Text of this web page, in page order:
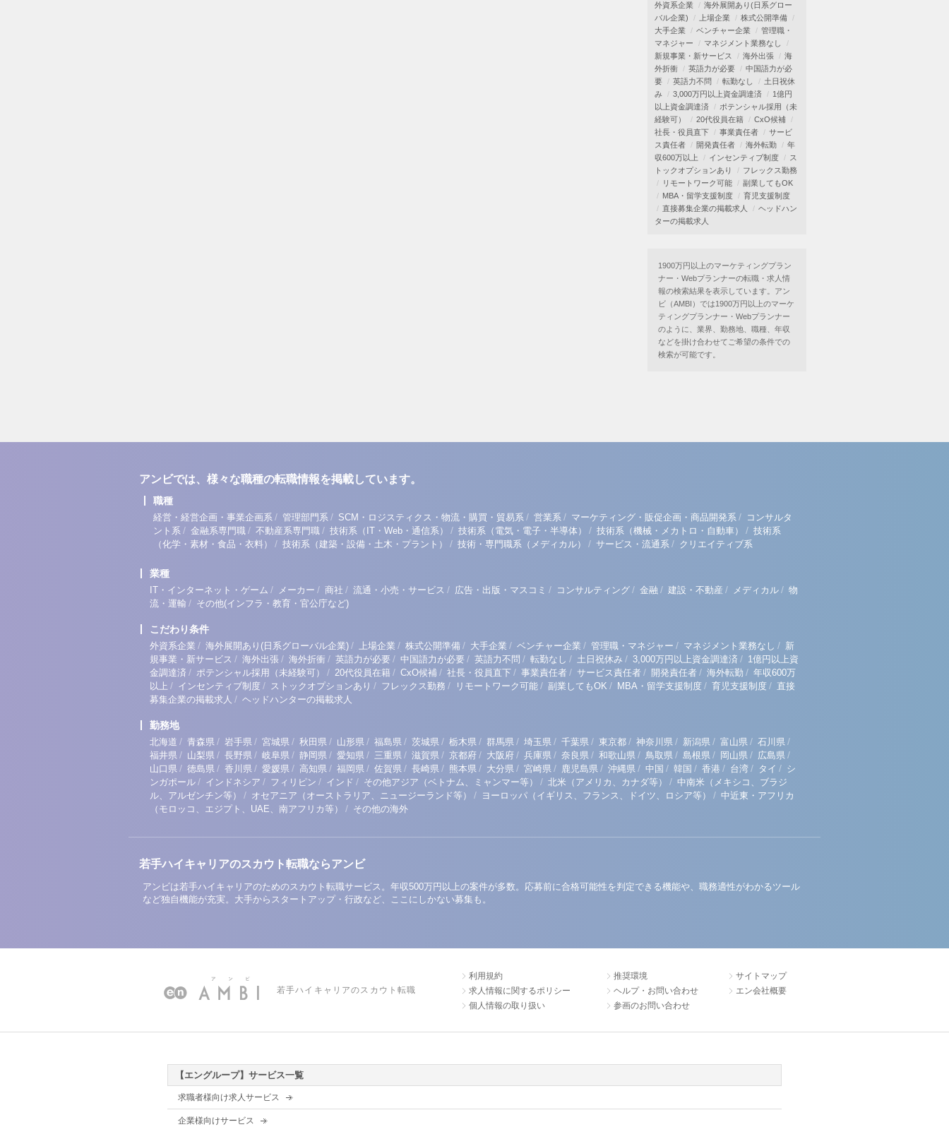
外資系企業
海外展開あり(日系グロー
バル企業)
上場企業
株式公開準備
大手企業
ベンチャー企業
管理職・
マネジャー
マネジメント業務なし
新規事業・新サービス
海外出張
海
外折衝
英語力が必要
中国語力が必
要
英語力不問 転勤なし
土日祝休
み
3,000万円以上資金調達済
1億円
以上資金調達済
ポテンシャル採用（未
経験可）
20代役員在籍
CxO候補
社長・役員直下
事業責任者
サービ
ス責任者
開発責任者 海外転勤
年
収600万以上
インセンティブ制度
ス
トックオプションあり
フレックス勤務
リモートワーク可能
副業してもOK
MBA・留学支援制度
育児支援制度
直接募集企業の掲載求人
ヘッドハン
ターの掲載求人
1900万円以上のマーケティングプラン
ナー・Webプランナーの転職・求人情
報の検索結果を表示しています。アン
ビ（AMBI）では1900万円以上のマーケ
ティングプランナー・Webプランナー
のように、業界、勤務地、職種、年収
などを掛け合わせてご希望の条件での
検索が可能です。
アンビでは、様々な職種の転職情報を掲載しています。
職種
経営・経営企画・事業企画系 / 管理部門系 / SCM・ロジスティクス・物流・購買・貿易系 / 営業系 / マーケティング・販促企画・商品開発系 / コンサルタ
ント系 / 金融系専門職 / 不動産系専門職 / 技術系（IT・Web・通信系） / 技術系（電気・電子・半導体） / 技術系（機械・メカトロ・自動車） / 技術系
（化学・素材・食品・衣料）
/ 技術系（建築・設備・土木・プラント） / 技術・専門職系（メディカル） / サービス・流通系 / クリエイティブ系
業種
IT・インターネット・ゲーム / メーカー / 商社 / 流通・小売・サービス / 広告・出版・マスコミ / コンサルティング / 金融 / 建設・不動産 / メディカル / 物
流・運輸 / その他(インフラ・教育・官公庁など)
こだわり条件
外資系企業 / 海外展開あり(日系グローバル企業) / 上場企業 / 株式公開準備 / 大手企業 / ベンチャー企業 / 管理職・マネジャー / マネジメント業務なし / 新
規事業・新サービス / 海外出張 / 海外折衝 / 英語力が必要 / 中国語力が必要 / 英語力不問 / 転勤なし / 土日祝休み / 3,000万円以上資金調達済 / 1億円以上資
金調達済 / ポテンシャル採用（未経験可） / 20代役員在籍 / CxO候補 / 社長・役員直下 / 事業責任者 / サービス責任者 / 開発責任者 / 海外転勤 / 年収600万
以上 / インセンティブ制度 / ストックオプションあり / フレックス勤務 / リモートワーク可能 / 副業してもOK / MBA・留学支援制度 / 育児支援制度 / 直接
募集企業の掲載求人 / ヘッドハンターの掲載求人
勤務地
北海道 / 青森県 / 岩手県 / 宮城県 / 秋田県 / 山形県 / 福島県 / 茨城県 / 栃木県 / 群馬県 / 埼玉県 / 千葉県 / 東京都 / 神奈川県 / 新潟県 / 富山県 / 石川県 /
福井県 / 山梨県 / 長野県 / 岐阜県 / 静岡県 / 愛知県 / 三重県 / 滋賀県 / 京都府 / 大阪府 / 兵庫県 / 奈良県 / 和歌山県 / 鳥取県 / 島根県 / 岡山県 / 広島県 /
山口県 / 徳島県 / 香川県 / 愛媛県 / 高知県 / 福岡県 / 佐賀県 / 長崎県 / 熊本県 / 大分県 / 宮崎県 / 鹿児島県 / 沖縄県 / 中国 / 韓国 / 香港 / 台湾 / タイ / シ
ンガポール / インドネシア / フィリピン / インド / その他アジア（ベトナム、ミャンマー等） / 北米（アメリカ、カナダ等） / 中南米（メキシコ、ブラジ
ル、アルゼンチン等）
/ オセアニア（オーストラリア、ニュージーランド等） / ヨーロッパ（イギリス、フランス、ドイツ、ロシア等） / 中近東・アフリカ
（モロッコ、エジプト、UAE、南アフリカ等）
/ その他の海外
若手ハイキャリアのスカウト転職ならアンビ
アンビは若手ハイキャリアのためのスカウト転職サービス。年収500万円以上の案件が多数。応募前に合格可能性を判定できる機能や、職務適性がわかるツール
など独自機能が充実。大手からスタートアップ・行政など、ここにしかない募集も。
若手ハイキャリアのスカウト転職
利用規約
求人情報に関するポリシー
個人情報の取り扱い
推奨環境
ヘルプ・お問い合わせ
参画のお問い合わせ
サイトマップ
エン会社概要
【エングループ】サービス一覧
求職者様向け求人サービス
企業様向けサービス